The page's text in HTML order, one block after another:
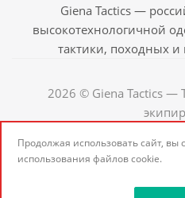
Giena Tactics —
высокотехнологичной
тактики, походных и
2026 © Giena Tactics —
Продолжая использовать сайт, вы
использования файлов cookie.